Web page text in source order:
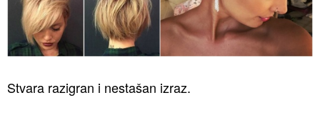
Stvara razigran i nestašan izraz.